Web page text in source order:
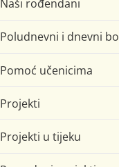
Naši rođendani
Poludnevni i dnevni
Pomoć učenicima
Projekti
Projekti u tijeku